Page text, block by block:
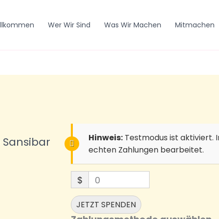
Wer Wir Sind Was Wir Machen Mitmachen
Hinweis: Testmodus ist aktiviert.
echten Zahlungen bearbeitet.
$ 0
JETZT SPENDEN